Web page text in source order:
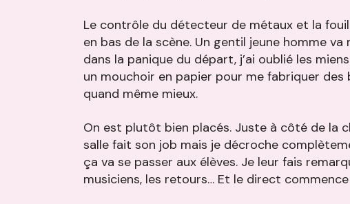
Le contrôle du détecteur de métaux et la
en bas de la scène. Un gentil jeune homme
dans la panique du départ, j’ai oublié les
un mouchoir en papier pour me fabriquer des
quand même mieux.
On est plutôt bien placés. Juste à côté de la
salle fait son job mais je décroche
ça va se passer aux élèves. Je leur fais
musiciens, les retours… Et le direct